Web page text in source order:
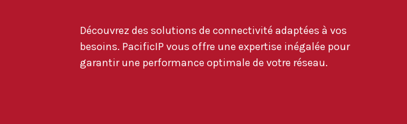
Découvrez des solutions de connectivité adaptées à vos
besoins. PacificIP vous offre une expertise inégalée pour
garantir une performance optimale de votre réseau.